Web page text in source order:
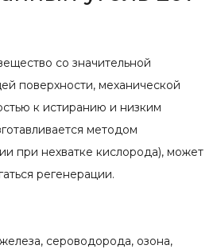
со значительной
поверхности, механической
к истиранию и низким
методом
при нехватке кислорода), может
регенерации.
сероводорода, озона,